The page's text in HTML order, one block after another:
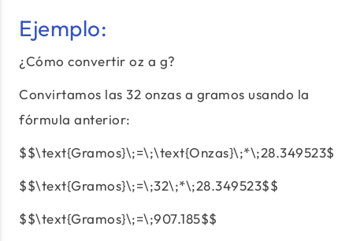
Ejemplo:
¿Cómo convertir oz a g?
Convirtamos las 32 onzas a gramos usando la
fórmula anterior:
$$\text{Gramos}\;=\;\text{Onzas}\;*\;28.349523$$
$$\text{Gramos}\;=\;32\;*\;28.349523$$
$$\text{Gramos}\;=\;907.185$$